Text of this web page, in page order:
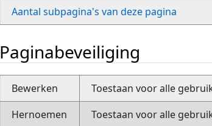
Aantal subpagina's van deze pagina
Paginabeveiliging
Bewerken
Toestaan voor alle
Hernoemen
Toestaan voor alle